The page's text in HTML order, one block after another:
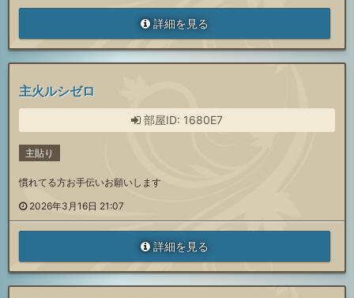
詳細を見る
主火ルシゼロ
部屋ID: 1680E7
主貼り
慣れてる方お手伝いお願いします
2026年3月16日 21:07
詳細を見る